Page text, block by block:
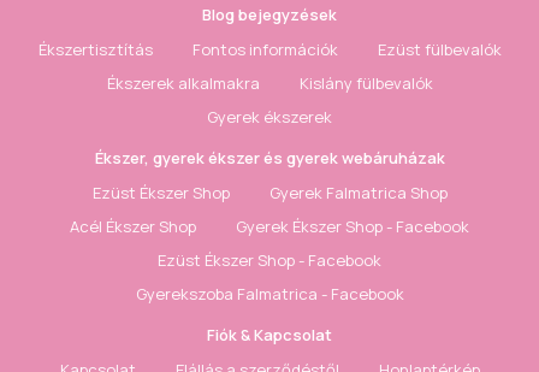
Blog bejegyzések
Ékszertisztítás
Fontos információk
Ezüst fülbevalók
Ékszerek alkalmakra
Kislány fülbevalók
Gyerek ékszerek
Ékszer, gyerek ékszer és gyerek webáruházak
Ezüst Ékszer Shop
Gyerek Falmatrica Shop
Acél Ékszer Shop
Gyerek Ékszer Shop - Facebook
Ezüst Ékszer Shop - Facebook
Gyerekszoba Falmatrica - Facebook
Fiók & Kapcsolat